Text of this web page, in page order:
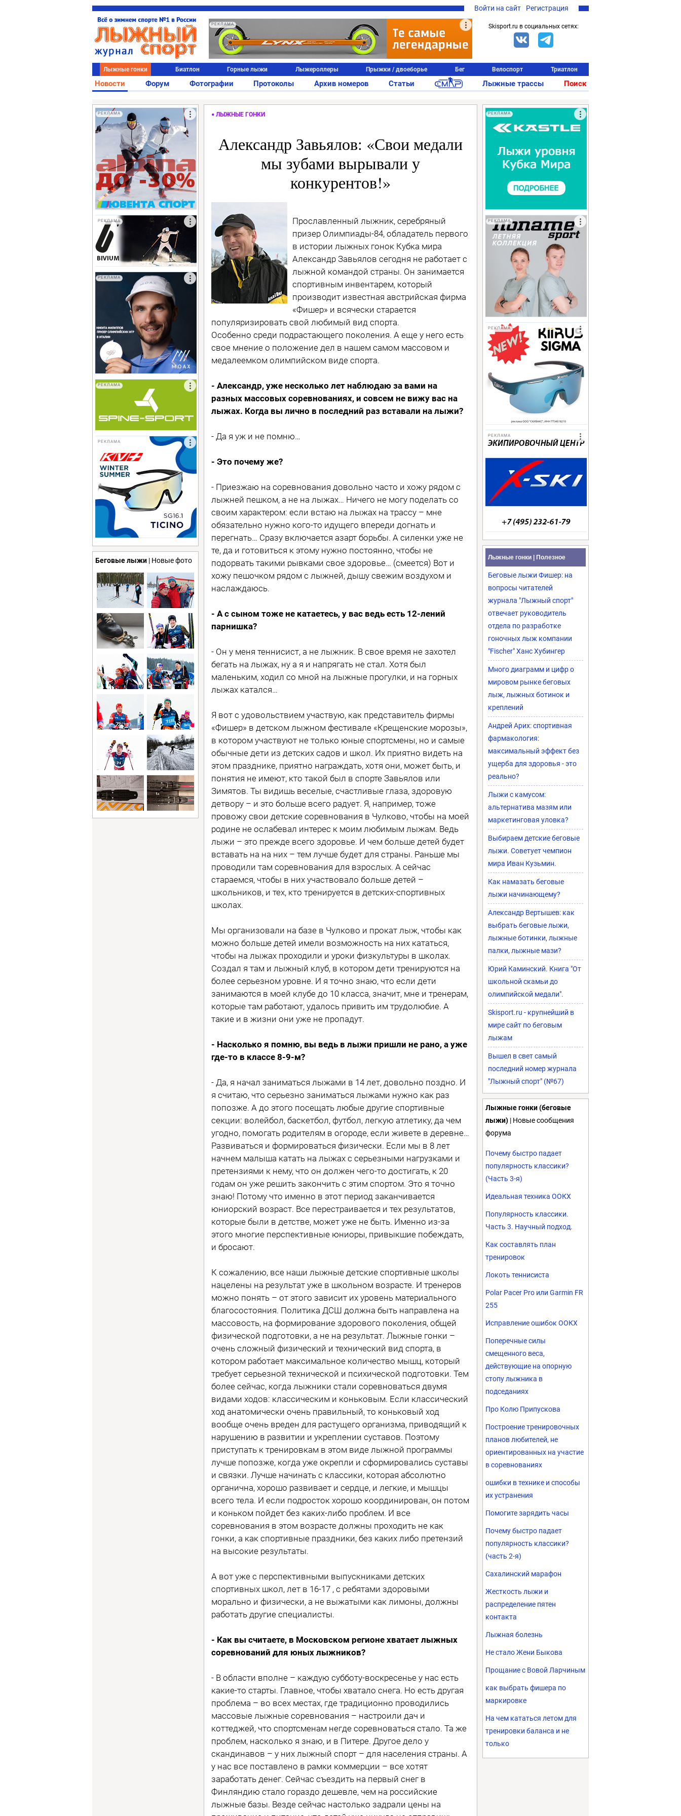
Войти на сайт Регистрация
РЕКЛАМА Skisport.ru в социальных сетях:
Лыжные гонки Биатлон Горные лыжи Лыжероллеры Прыжки / двоеборье Бег Велоспорт Триатлон
Новости Форум Фотографии Протоколы Архив номеров Статьи Лыжные трассы Поиск
РЕКЛАМА
РЕКЛАМА
РЕКЛАМА
РЕКЛАМА
РЕКЛАМА
Беговые лыжи | Новые фото
ЛЫЖНЫЕ ГОНКИ
Александр Завьялов: «Свои медали
мы зубами вырывали у
конкурентов!»
Прославленный лыжник, серебряный
призер Олимпиады-84, обладатель первого
в истории лыжных гонок Кубка мира
Александр Завьялов сегодня не работает с
лыжной командой страны. Он занимается
спортивным инвентарем, который
производит известная австрийская фирма
«Фишер» и всячески старается
популяризировать свой любимый вид спорта.
Особенно среди подрастающего поколения. А еще у него есть
свое мнение о положение дел в нашем самом массовом и
медалеемком олимпийском виде спорта.
- Александр, уже несколько лет наблюдаю за вами на
разных массовых соревнованиях, и совсем не вижу вас на
лыжах. Когда вы лично в последний раз вставали на лыжи?
- Да я уж и не помню…
- Это почему же?
- Приезжаю на соревнования довольно часто и хожу рядом с
лыжней пешком, а не на лыжах… Ничего не могу поделать со
своим характером: если встаю на лыжах на трассу – мне
обязательно нужно кого-то идущего впереди догнать и
перегнать… Сразу включается азарт борьбы. А силенки уже не
те, да и готовиться к этому нужно постоянно, чтобы не
подорвать такими рывками свое здоровье… (смеется) Вот и
хожу пешочком рядом с лыжней, дышу свежим воздухом и
наслаждаюсь.
- А с сыном тоже не катаетесь, у вас ведь есть 12-лений
парнишка?
- Он у меня теннисист, а не лыжник. В свое время не захотел
бегать на лыжах, ну а я и напрягать не стал. Хотя был
маленьким, ходил со мной на лыжные прогулки, и на горных
лыжах катался…
Я вот с удовольствием участвую, как представитель фирмы
«Фишер» в детском лыжном фестивале «Крещенские морозы»,
в котором участвуют не только юные спортсмены, но и самые
обычные дети из детских садов и школ. Их приятно видеть на
этом празднике, приятно награждать, хотя они, может быть, и
понятия не имеют, кто такой был в спорте Завьялов или
Зимятов. Ты видишь веселые, счастливые глаза, здоровую
детвору – и это больше всего радует. Я, например, тоже
провожу свои детские соревнования в Чулково, чтобы на моей
родине не ослабевал интерес к моим любимым лыжам. Ведь
лыжи – это прежде всего здоровье. И чем больше детей будет
вставать на на них – тем лучше будет для страны. Раньше мы
проводили там соревнования для взрослых. А сейчас
стараемся, чтобы в них участвовало больше детей –
школьников, и тех, кто тренируется в детских-спортивных
школах.
Мы организовали на базе в Чулково и прокат лыж, чтобы как
можно больше детей имели возможность на них кататься,
чтобы на лыжах проходили и уроки физкультуры в школах.
Создал я там и лыжный клуб, в котором дети тренируются на
более серьезном уровне. И я точно знаю, что если дети
занимаются в моей клубе до 10 класса, значит, мне и тренерам,
которые там работают, удалось привить им трудолюбие. А
такие и в жизни они уже не пропадут.
- Насколько я помню, вы ведь в лыжи пришли не рано, а уже
где-то в классе 8-9-м?
- Да, я начал заниматься лыжами в 14 лет, довольно поздно. И
я считаю, что серьезно заниматься лыжами нужно как раз
попозже. А до этого посещать любые другие спортивные
секции: волейбол, баскетбол, футбол, легкую атлетику, да чем
угодно, помогать родителям в огороде, если живете в деревне…
Развиваться и формироваться физически. Если мы в 8 лет
начнем малыша катать на лыжах с серьезными нагрузками и
претензиями к нему, что он должен чего-то достигать, к 20
годам он уже решить закончить с этим спортом. Это я точно
знаю! Потому что именно в этот период заканчивается
юниорский возраст. Все перестраивается и тех результатов,
которые были в детстве, может уже не быть. Именно из-за
этого многие перспективные юниоры, привыкшие побеждать,
и бросают.
К сожалению, все наши лыжные детские спортивные школы
нацелены на результат уже в школьном возрасте. И тренеров
можно понять – от этого зависит их уровень материального
благосостояния. Политика ДСШ должна быть направлена на
массовость, на формирование здорового поколения, общей
физической подготовки, а не на результат. Лыжные гонки –
очень сложный физический и технический вид спорта, в
котором работает максимальное количество мышц, который
требует серьезной технической и психической подготовки. Тем
более сейчас, когда лыжники стали соревноваться двумя
видами ходов: классическим и коньковым. Если классический
ход анатомически очень правильный, то коньковый ход
вообще очень вреден для растущего организма, приводящий к
нарушению в развитии и укреплении суставов. Поэтому
приступать к тренировкам в этом виде лыжной программы
лучше попозже, когда уже окрепли и сформировались суставы
и связки. Лучше начинать с классики, которая абсолютно
органична, хорошо развивает и сердце, и легкие, и мышцы
всего тела. И если подросток хорошо координирован, он потом
и коньком пойдет без каких-либо проблем. И все
соревнования в этом возрасте должны проходить не как
гонки, а как спортивные праздники, без каких либо претензий
на высокие результаты.
А вот уже с перспективными выпускниками детских
спортивных школ, лет в 16-17 , с ребятами здоровыми
морально и физически, а не выжатыми как лимоны, должны
работать другие специалисты.
- Как вы считаете, в Московском регионе хватает лыжных
соревнований для юных лыжников?
- В области вполне – каждую субботу-воскресенье у нас есть
какие-то старты. Главное, чтобы хватало снега. Но есть другая
проблема – во всех местах, где традиционно проводились
массовые лыжные соревнования – настроили дач и
коттеджей, что спортсменам негде соревноваться стало. Та же
проблем, насколько я знаю, и в Питере. Другое дело у
скандинавов – у них лыжный спорт – для населения страны. А
у нас все поставлено в рамки коммерции – все хотят
заработать денег. Сейчас съездить на первый снег в
Финляндию стало гораздо дешевле, чем на российские
лыжные базы. Везде сейчас настолько задрали цены на
РЕКЛАМА
РЕКЛАМА
РЕКЛАМА
РЕКЛАМА
Лыжные гонки | Полезное
Беговые лыжи Фишер: на
вопросы читателей
журнала "Лыжный спорт"
отвечает руководитель
отдела по разработке
гоночных лыж компании
"Fischer" Ханс Хубингер
Много диаграмм и цифр о
мировом рынке беговых
лыж, лыжных ботинок и
креплений
Андрей Арих: спортивная
фармакология:
максимальный эффект без
ущерба для здоровья - это
реально?
Лыжи с камусом:
альтернатива мазям или
маркетинговая уловка?
Выбираем детские беговые
лыжи. Советует чемпион
мира Иван Кузьмин.
Как намазать беговые
лыжи начинающему?
Александр Вертышев: как
выбрать беговые лыжи,
лыжные ботинки, лыжные
палки, лыжные мази?
Юрий Каминский. Книга "От
школьной скамьи до
олимпийской медали".
Skisport.ru - крупнейший в
мире сайт по беговым
лыжам
Вышел в свет самый
последний номер журнала
"Лыжный спорт" (№67)
Лыжные гонки (беговые
лыжи) | Новые сообщения
форума
Почему быстро падает
популярность классики?
(Часть 3-я)
Идеальная техника ООКХ
Популярность классики.
Часть 3. Научный подход.
Как составлять план
тренировок
Локоть теннисиста
Polar Pacer Pro или Garmin FR
255
Исправление ошибок ООКХ
Поперечные силы
смещенного веса,
действующие на опорную
стопу лыжника в
подседаниях
Про Колю Припускова
Построение тренировочных
планов любителей, не
ориентированных на участие
в соревнованиях
ошибки в технике и способы
их устранения
Помогите зарядить часы
Почему быстро падает
популярность классики?
(часть 2-я)
Сахалинский марафон
Жесткость лыжи и
распределение пятен
контакта
Лыжная болезнь
Не стало Жени Быкова
Прощание с Вовой Ларчиным
как выбрать фишера по
маркировке
На чем кататься летом для
тренировки баланса и не
только